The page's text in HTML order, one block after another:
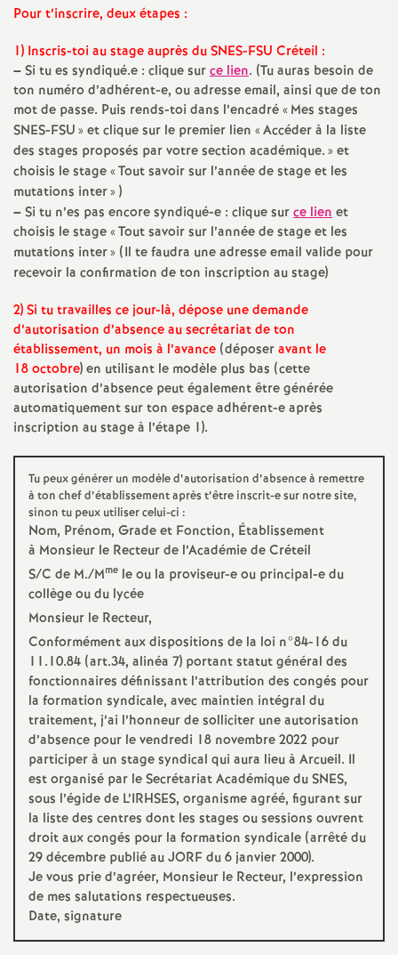
n
s
T
o
u
r
s
Pour t’inscrire, deux étapes :
1) Inscris-toi au stage auprès duSNES-FSU Créteil :
–Si tu es syndiqué.e : clique surce lien. (Tu auras besoin de
ton numéro d’adhérent-e, ou adresse email, ainsi que de ton
mot de passe. Puis rends-toi dans l’encadré «Mes stages
SNES-FSU» et clique sur le premier lien «Accéder à la liste
des stages proposés par votre section académique.» et
choisis le stage «Tout savoir sur l’année de stage et les
mutations inter» )
–Si tu n’es pas encore syndiqué-e : clique surce lienet
choisis le stage «Tout savoir sur l’année de stage et les
mutations inter» (Il te faudra une adresse email valide pour
recevoir la confirmation de ton inscription au stage)
2) Si tu travailles ce jour-là, dépose une demande
d’autorisation d’absence au secrétariat de ton
établissement, un mois à l’avance (déposeravant le
18 octobre) en utilisant le modèle plus bas (cette
autorisation d’absence peut également être générée
automatiquement sur ton espace adhérent-e après
inscription au stage à l’étape 1).
Tu peux générer un modèle d’autorisation d’absence à remettre
à ton chef d’établissement après t’être inscrit-e sur notre site,
sinon tu peux utiliser celui-ci :
Nom, Prénom, Grade et Fonction, Établissement
à Monsieur le Recteur de l’Académie de Créteil
S/C de M./Mme le ou la proviseur-e ou principal-e du
collège ou du lycée
Monsieur le Recteur,
Conformément aux dispositions de la loi n°84-16 du
11.10.84 (art.34, alinéa 7) portant statut général des
fonctionnaires définissant l’attribution des congés pour
la formation syndicale, avec maintien intégral du
traitement, j’ai l’honneur de solliciter une autorisation
d’absence pour le vendredi 18 novembre 2022 pour
participer à un stage syndical qui aura lieu à Arcueil. Il
est organisé par le Secrétariat Académique duSNES,
sous l’égide de L’IRHSES, organisme agréé, figurant sur
la liste des centres dont les stages ou sessions ouvrent
droit aux congés pour la formation syndicale (arrêté du
29 décembre publié auJORFdu 6 janvier 2000).
Je vous prie d’agréer, Monsieur le Recteur, l’expression
de mes salutations respectueuses.
Date, signature